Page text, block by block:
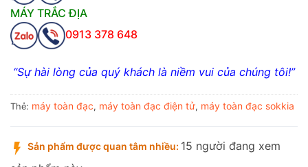
MÁY TRẮC ĐỊA
0913 378 648
“Sự hài lòng của quý khách là niềm vui của chúng tôi!”
Thẻ: máy toàn đạc, máy toàn đạc điện tử, máy toàn đạc sokkia
Sản phẩm được quan tâm nhiều: 15 người đang xem